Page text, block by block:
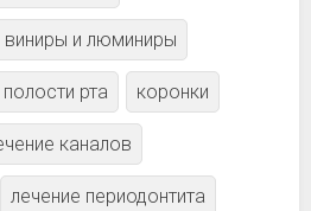
виниры и люминиры
полости рта коронки
каналов
лечение периодонтита